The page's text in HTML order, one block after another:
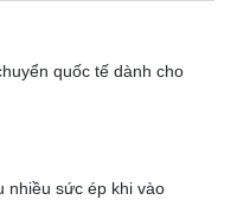
quốc tế dành cho
nhiều sức ép khi vào